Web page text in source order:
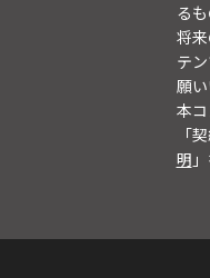
る
将
テ
願い
本
「
明